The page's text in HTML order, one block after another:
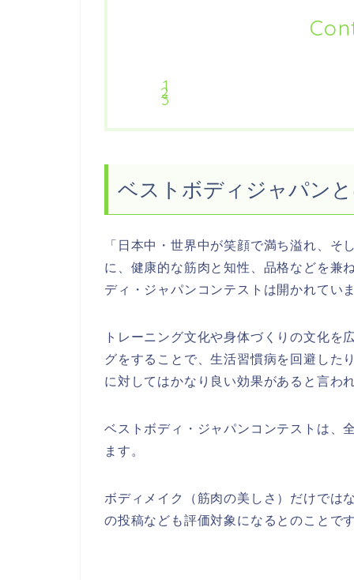
ベストボディジャパン
「日本中・世界中が笑顔で満ち溢れ、
に、健康的な筋肉と知性、品格などを兼
ディ・ジャパンコンテストは開かれてい
トレーニング文化や身体づくりの文化を
グをすることで、生活習慣病を回避した
に対してはかなり良い効果があると言わ
ベストボディ・ジャパンコンテストは、
ます。
ボディメイク（筋肉の美しさ）だけでは
の投稿なども評価対象になるとのことで